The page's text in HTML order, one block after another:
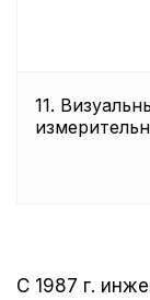
11.
С 1987 г.